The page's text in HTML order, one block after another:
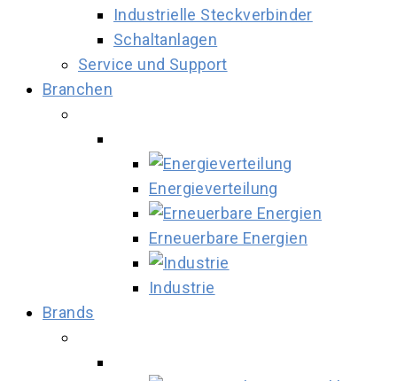
Industrielle Steckverbinder
Schaltanlagen
Service und Support
Branchen
Energieverteilung
Erneuerbare Energien
Industrie
Brands